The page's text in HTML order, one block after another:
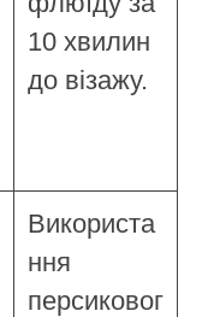
10 хвилин
до візажу.
Використа
ння
персиковог